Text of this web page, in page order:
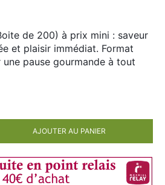
de 200) à prix mini : saveur
et plaisir immédiat. Format
pause gourmande à tout
AJOUTER AU PANIER